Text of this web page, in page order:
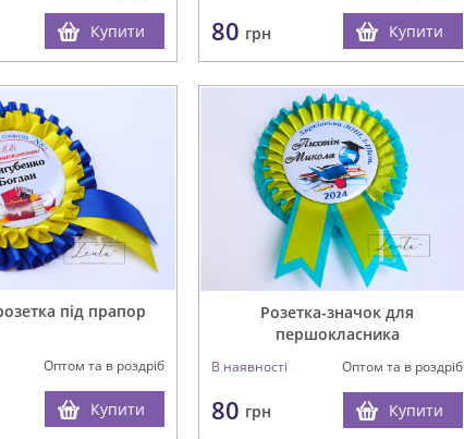
Купити 80 грн Купити
під прапор
Оптом та в роздріб
Купити
Розетка-значок для
першокласника
В наявності Оптом та в роздріб
80 грн Купити